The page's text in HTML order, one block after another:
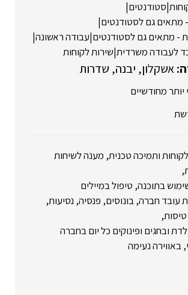
|סטודנטים|
מתאים גם לסטודנטים|
- מתאים גם לסטודנטים|עבודה ראשונה|
לעבודה משרדית|שירות לקוחות
אשקלון יבנה שדרות
מחודשיים
ותמיכה טכנית, מענה לשיחות
בתוכנה, טיפול במיילים
עובד חברה, בונוסים, פנסיה, נסיעות,
ובחגים ופינוקים כל יום בחברה
נעימה